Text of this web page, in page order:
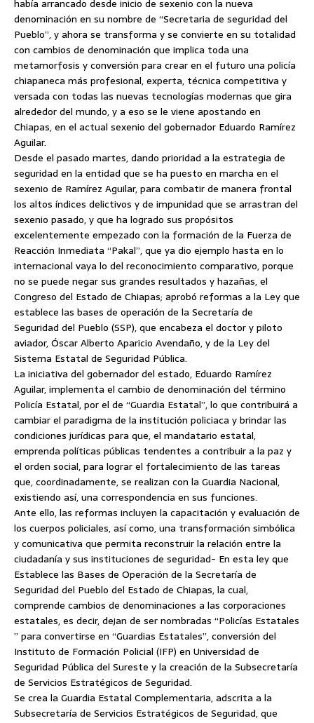
había arrancado desde inicio de sexenio con la nueva
denominación en su nombre de “Secretaria de seguridad del
Pueblo”, y ahora se transforma y se convierte en su totalidad
con cambios de denominación que implica toda una
metamorfosis y conversión para crear en el futuro una policía
chiapaneca más profesional, experta, técnica competitiva y
versada con todas las nuevas tecnologías modernas que gira
alrededor del mundo, y a eso se le viene apostando en
Chiapas, en el actual sexenio del gobernador Eduardo Ramírez
Aguilar.
Desde el pasado martes, dando prioridad a la estrategia de
seguridad en la entidad que se ha puesto en marcha en el
sexenio de Ramírez Aguilar, para combatir de manera frontal
los altos índices delictivos y de impunidad que se arrastran del
sexenio pasado, y que ha logrado sus propósitos
excelentemente empezado con la formación de la Fuerza de
Reacción Inmediata “Pakal”, que ya dio ejemplo hasta en lo
internacional vaya lo del reconocimiento comparativo, porque
no se puede negar sus grandes resultados y hazañas, el
Congreso del Estado de Chiapas; aprobó reformas a la Ley que
establece las bases de operación de la Secretaría de
Seguridad del Pueblo (SSP), que encabeza el doctor y piloto
aviador, Óscar Alberto Aparicio Avendaño, y de la Ley del
Sistema Estatal de Seguridad Pública.
La iniciativa del gobernador del estado, Eduardo Ramírez
Aguilar, implementa el cambio de denominación del término
Policía Estatal, por el de “Guardia Estatal”, lo que contribuirá a
cambiar el paradigma de la institución policiaca y brindar las
condiciones jurídicas para que, el mandatario estatal,
emprenda políticas públicas tendentes a contribuir a la paz y
el orden social, para lograr el fortalecimiento de las tareas
que, coordinadamente, se realizan con la Guardia Nacional,
existiendo así, una correspondencia en sus funciones.
Ante ello, las reformas incluyen la capacitación y evaluación de
los cuerpos policiales, así como, una transformación simbólica
y comunicativa que permita reconstruir la relación entre la
ciudadanía y sus instituciones de seguridad- En esta ley que
Establece las Bases de Operación de la Secretaría de
Seguridad del Pueblo del Estado de Chiapas, la cual,
comprende cambios de denominaciones a las corporaciones
estatales, es decir, dejan de ser nombradas “Policías Estatales
” para convertirse en “Guardias Estatales”, conversión del
Instituto de Formación Policial (IFP) en Universidad de
Seguridad Pública del Sureste y la creación de la Subsecretaría
de Servicios Estratégicos de Seguridad.
Se crea la Guardia Estatal Complementaria, adscrita a la
Subsecretaría de Servicios Estratégicos de Seguridad, que